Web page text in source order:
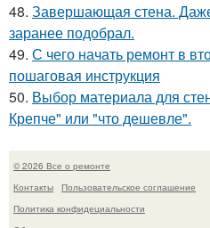
48. Завершающая стена.
заранее подобрал.
49. С чего начать ремонт в
пошаговая инструкция
50. Выбор материала для
Крепче" или "что дешевле".
© 2026 Все о ремонте
Контакты
Пользовательское соглашение
Политика конфидециальности